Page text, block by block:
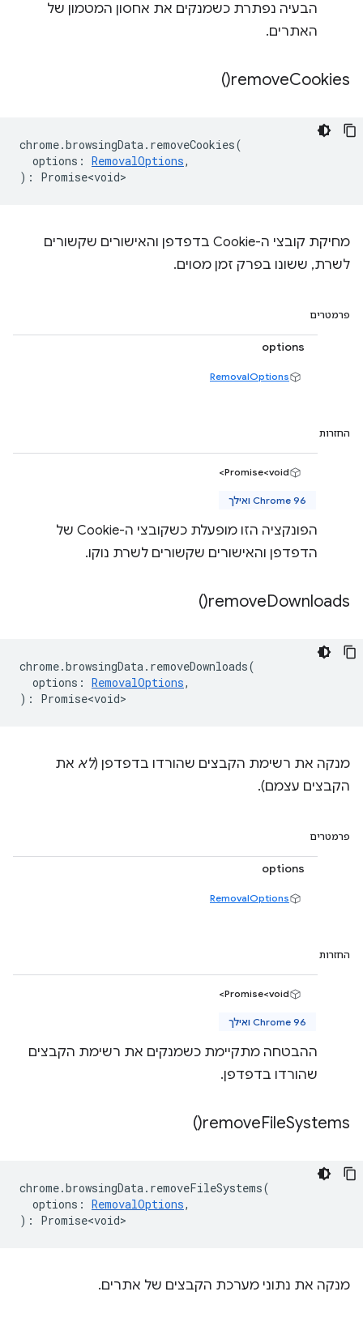
הבעיה נפתרת כשמנקים את אחסון המטמון של
האתרים.
removeCookies(
)
chrome.browsingData. removeCookies(
options : RemovalOptions,
) : Promise<void>
מחיקת קובצי ה-Cookie בדפדפן והאישורים שקשורים
לשרת, ששונו בפרק זמן מסוים.
פרמטרים
options
RemovalOptions
החזרות
Promise<void>
Chrome 96 ואילך
הפונקציה הזו מופעלת כשקובצי ה-Cookie של
הדפדפן והאישורים שקשורים לשרת נוקו.
removeDownloads(
)
chrome.browsingData. removeDownloads(
options : RemovalOptions,
) : Promise<void>
מנקה את רשימת הקבצים שהורדו בדפדפן (לא את
הקבצים עצמם).
פרמטרים
options
RemovalOptions
החזרות
Promise<void>
Chrome 96 ואילך
ההבטחה מתקיימת כשמנקים את רשימת הקבצים
שהורדו בדפדפן.
removeFileSystems(
)
chrome.browsingData. removeFileSystems(
options : RemovalOptions,
) : Promise<void>
מנקה את נתוני מערכת הקבצים של אתרים.